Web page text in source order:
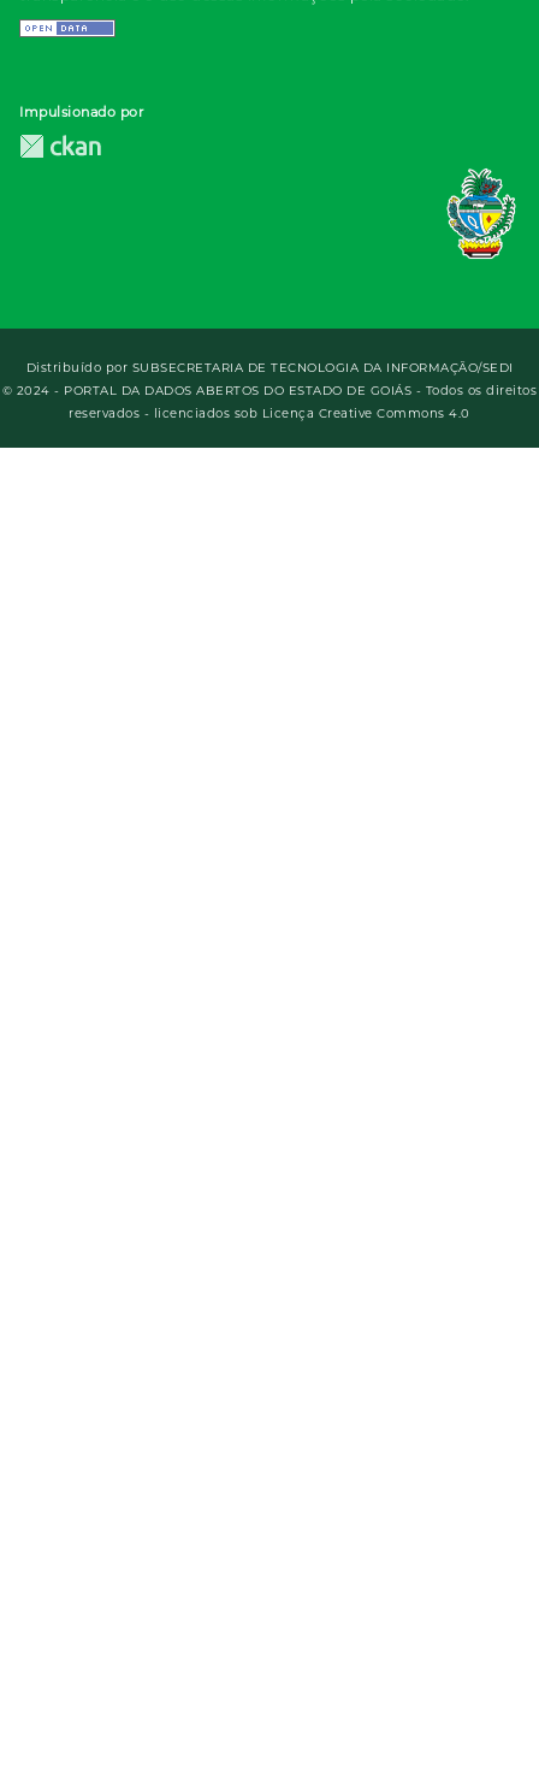
Impulsionado por
Distribuído por SUBSECRETARIA DE TECNOLOGIA DA INFORMAÇÃO/SEDI
© 2024 - PORTAL DA DADOS ABERTOS DO ESTADO DE GOIÁS - Todos os direitos
reservados - licenciados sob Licença Creative Commons 4.0